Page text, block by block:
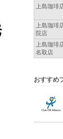
上島珈琲
上島珈琲
院店
上島珈琲
名取店
おすすめ